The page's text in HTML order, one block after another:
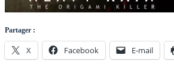
Partager :
X Facebook E-mail